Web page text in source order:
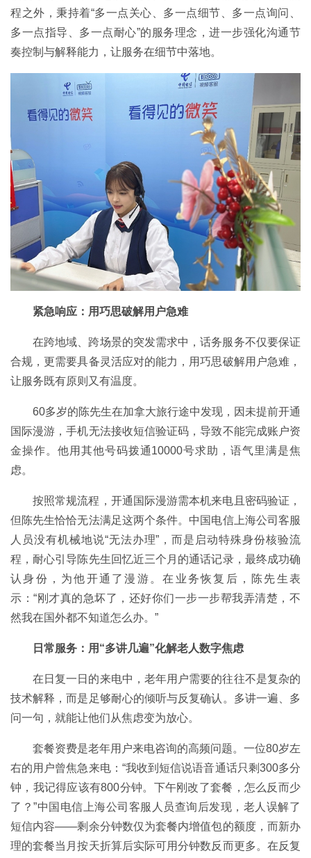
程之外，秉持着“多一点关心、多一点细节、多一点询问、
多一点指导、多一点耐心”的服务理念，进一步强化沟通节
奏控制与解释能力，让服务在细节中落地。
紧急响应：用巧思破解用户急难
在跨地域、跨场景的突发需求中，话务服务不仅要保证
合规，更需要具备灵活应对的能力，用巧思破解用户急难，
让服务既有原则又有温度。
60多岁的陈先生在加拿大旅行途中发现，因未提前开通
国际漫游，手机无法接收短信验证码，导致不能完成账户资
金操作。他用其他号码拨通10000号求助，语气里满是焦
虑。
按照常规流程，开通国际漫游需本机来电且密码验证，
但陈先生恰恰无法满足这两个条件。中国电信上海公司客服
人员没有机械地说“无法办理”，而是启动特殊身份核验流
程，耐心引导陈先生回忆近三个月的通话记录，最终成功确
认身份，为他开通了漫游。在业务恢复后，陈先生表
示：“刚才真的急坏了，还好你们一步一步帮我弄清楚，不
然我在国外都不知道怎么办。”
日常服务：用“多讲几遍”化解老人数字焦虑
在日复一日的来电中，老年用户需要的往往不是复杂的
技术解释，而是足够耐心的倾听与反复确认。多讲一遍、多
问一句，就能让他们从焦虑变为放心。
套餐资费是老年用户来电咨询的高频问题。一位80岁左
右的用户曾焦急来电：“我收到短信说语音通话只剩300多分
钟，我记得应该有800分钟。下午刚改了套餐，怎么反而少
了？”中国电信上海公司客服人员查询后发现，老人误解了
短信内容——剩余分钟数仅为套餐内增值包的额度，而新办
理的套餐当月按天折算后实际可用分钟数反而更多。在反复